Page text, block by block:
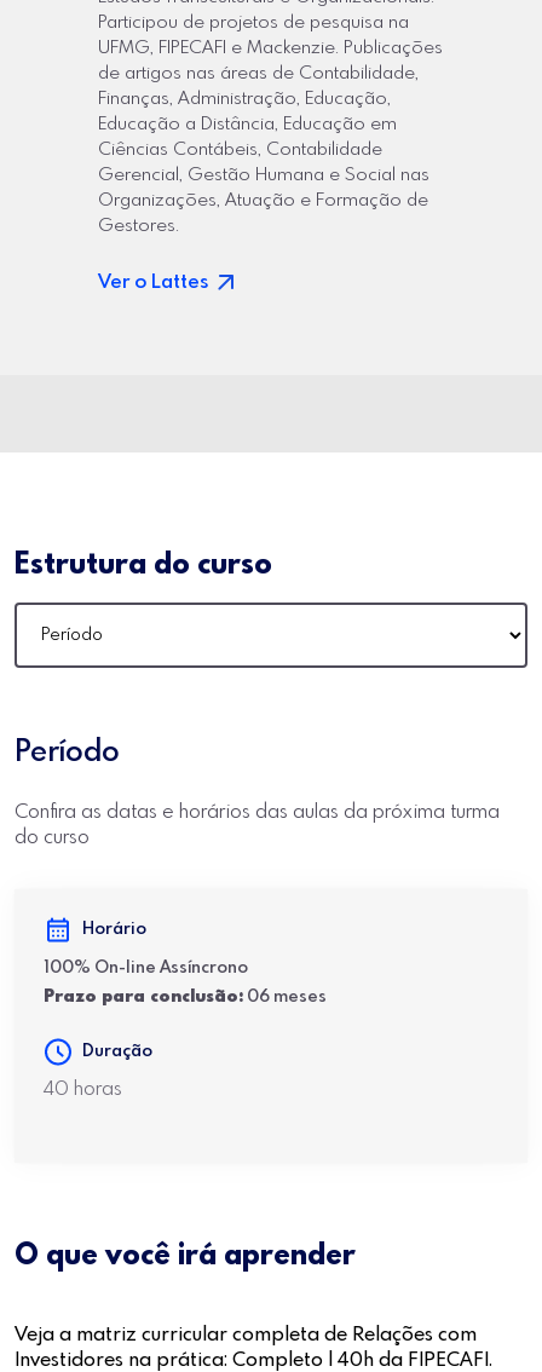
Participou de projetos de pesquisa na
UFMG, FIPECAFI e Mackenzie. Publicações
de artigos nas áreas de Contabilidade,
Finanças, Administração, Educação,
Educação a Distância, Educação em
Ciências Contábeis, Contabilidade
Gerencial, Gestão Humana e Social nas
Organizações, Atuação e Formação de
Gestores.
Ver o Lattes
Estrutura do curso
Período
Confira as datas e horários das aulas da próxima turma
do curso
Horário
100% On-line Assíncrono
Prazo para conclusão: 06 meses
Duração
40 horas
O que você irá aprender
Veja a matriz curricular completa de Relações com
Investidores na prática: Completo | 40h da FIPECAFI.